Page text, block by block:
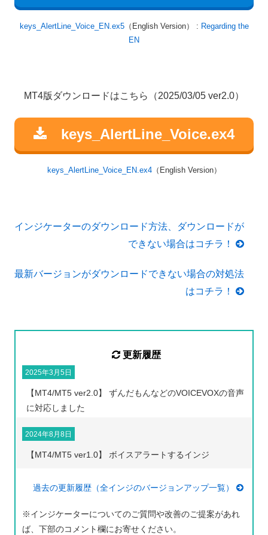
keys_AlertLine_Voice_EN.ex5（English Version） : Regarding the
EN
MT4版ダウンロードはこちら（2025/03/05 ver2.0）
keys_AlertLine_Voice.ex4
keys_AlertLine_Voice_EN.ex4（English Version）
インジケーターのダウンロード方法、ダウンロードが
できない場合はコチラ！
最新バージョンがダウンロードできない場合の対処法
はコチラ！
更新履歴
2025年3月5日
【MT4/MT5 ver2.0】 ずんだもんなどのVOICEVOXの音声
に対応しました
2024年8月8日
【MT4/MT5 ver1.0】 ボイスアラートするインジ
過去の更新履歴（全インジのバージョンアップ一覧）
※インジケーターについてのご質問や改善のご提案があれ
ば、下部のコメント欄にお寄せください。